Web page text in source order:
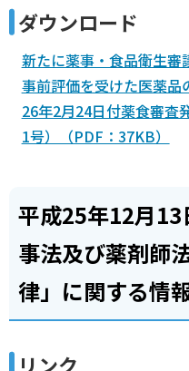
ダウンロード
新たに薬事・食品衛生審
事前評価を受けた医薬
26年2月24日付薬食審査
1号）（PDF：37KB）
平成25年12月13
事法及び薬剤師
律」に関する情
リンク